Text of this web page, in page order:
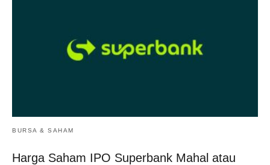
BURSA & SAHAM
Harga Saham IPO Superbank Mahal atau